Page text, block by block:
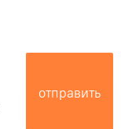
отправить